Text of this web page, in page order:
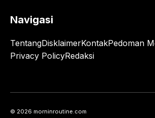
Navigasi
TentangDisklaimerKontakPedoman
Privacy PolicyRedaksi
© 2026 morninroutine.com